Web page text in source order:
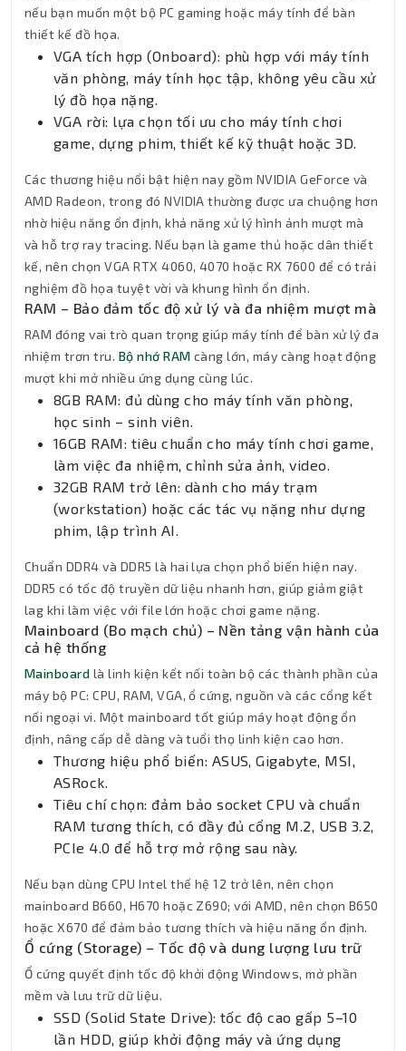
nếu bạn muốn một bộ PC gaming hoặc máy tính để bàn
thiết kế đồ họa.
VGA tích hợp (Onboard): phù hợp với máy tính
văn phòng, máy tính học tập, không yêu cầu xử
lý đồ họa nặng.
VGA rời: lựa chọn tối ưu cho máy tính chơi
game, dựng phim, thiết kế kỹ thuật hoặc 3D.
Các thương hiệu nổi bật hiện nay gồm NVIDIA GeForce và
AMD Radeon, trong đó NVIDIA thường được ưa chuộng hơn
nhờ hiệu năng ổn định, khả năng xử lý hình ảnh mượt mà
và hỗ trợ ray tracing. Nếu bạn là game thủ hoặc dân thiết
kế, nên chọn VGA RTX 4060, 4070 hoặc RX 7600 để có trải
nghiệm đồ họa tuyệt vời và khung hình ổn định.
RAM – Bảo đảm tốc độ xử lý và đa nhiệm mượt mà
RAM đóng vai trò quan trọng giúp máy tính để bàn xử lý đa
nhiệm trơn tru. Bộ nhớ RAM càng lớn, máy càng hoạt động
mượt khi mở nhiều ứng dụng cùng lúc.
8GB RAM: đủ dùng cho máy tính văn phòng,
học sinh – sinh viên.
16GB RAM: tiêu chuẩn cho máy tính chơi game,
làm việc đa nhiệm, chỉnh sửa ảnh, video.
32GB RAM trở lên: dành cho máy trạm
(workstation) hoặc các tác vụ nặng như dựng
phim, lập trình AI.
Chuẩn DDR4 và DDR5 là hai lựa chọn phổ biến hiện nay.
DDR5 có tốc độ truyền dữ liệu nhanh hơn, giúp giảm giật
lag khi làm việc với file lớn hoặc chơi game nặng.
Mainboard (Bo mạch chủ) – Nền tảng vận hành của
cả hệ thống
Mainboard là linh kiện kết nối toàn bộ các thành phần của
máy bộ PC: CPU, RAM, VGA, ổ cứng, nguồn và các cổng kết
nối ngoại vi. Một mainboard tốt giúp máy hoạt động ổn
định, nâng cấp dễ dàng và tuổi thọ linh kiện cao hơn.
Thương hiệu phổ biến: ASUS, Gigabyte, MSI,
ASRock.
Tiêu chí chọn: đảm bảo socket CPU và chuẩn
RAM tương thích, có đầy đủ cổng M.2, USB 3.2,
PCIe 4.0 để hỗ trợ mở rộng sau này.
Nếu bạn dùng CPU Intel thế hệ 12 trở lên, nên chọn
mainboard B660, H670 hoặc Z690; với AMD, nên chọn B650
hoặc X670 để đảm bảo tương thích và hiệu năng ổn định.
Ổ cứng (Storage) – Tốc độ và dung lượng lưu trữ
Ổ cứng quyết định tốc độ khởi động Windows, mở phần
mềm và lưu trữ dữ liệu.
SSD (Solid State Drive): tốc độ cao gấp 5–10
lần HDD, giúp khởi động máy và ứng dụng